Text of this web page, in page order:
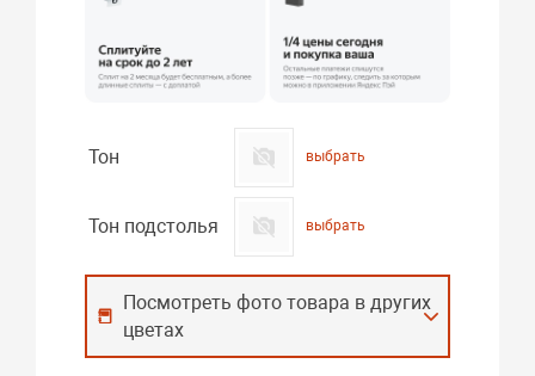
Тон выбрать
Тон подстолья выбрать
Посмотреть фото товара в других
цветах